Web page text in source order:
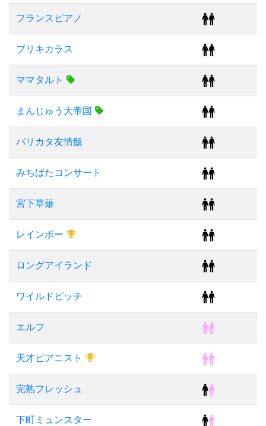
フランスピアノ
ブリキカラス
ママタルト
まんじゅう大帝国
バリカタ友情飯
みちばたコンサート
宮下草薙
レインボー
ロングアイランド
ワイルドピッチ
エルフ
天才ピアニスト
完熟フレッシュ
下町ミュンスター